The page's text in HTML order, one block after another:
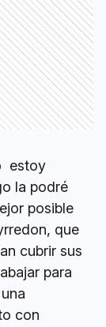
estoy
la podré
posible
que
cubrir sus
para
con